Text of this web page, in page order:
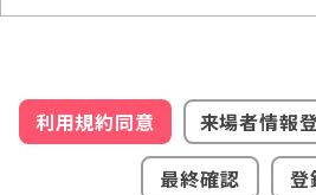
利用規約同意 来場者情報
最終確認
登